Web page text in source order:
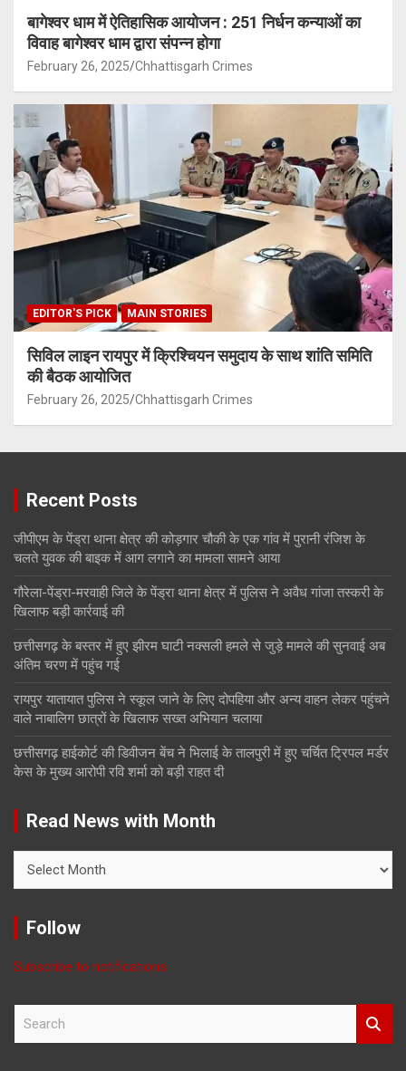
बागेश्वर धाम में ऐतिहासिक आयोजन : 251 निर्धन कन्याओं का
विवाह बागेश्वर धाम द्वारा संपन्न होगा
February 26, 2025 Chhattisgarh Crimes
EDITOR'S PICK MAIN STORIES
सिविल लाइन रायपुर में क्रिश्चियन समुदाय के साथ शांति समिति
की बैठक आयोजित
February 26, 2025 Chhattisgarh Crimes
Recent Posts
जीपीएम के पेंड्रा थाना क्षेत्र की कोड़गार चौकी के एक गांव में पुरानी रंजिश के
चलते युवक की बाइक में आग लगाने का मामला सामने आया
गौरेला-पेंड्रा-मरवाही जिले के पेंड्रा थाना क्षेत्र में पुलिस ने अवैध गांजा तस्करी के
खिलाफ बड़ी कार्रवाई की
छत्तीसगढ़ के बस्तर में हुए झीरम घाटी नक्सली हमले से जुड़े मामले की सुनवाई अब
अंतिम चरण में पहुंच गई
रायपुर यातायात पुलिस ने स्कूल जाने के लिए दोपहिया और अन्य वाहन लेकर पहुंचने
वाले नाबालिग छात्रों के खिलाफ सख्त अभियान चलाया
छत्तीसगढ़ हाईकोर्ट की डिवीजन बेंच ने भिलाई के तालपुरी में हुए चर्चित ट्रिपल मर्डर
केस के मुख्य आरोपी रवि शर्मा को बड़ी राहत दी
Read News with Month
News
Month
Follow
Subscribe to notifications